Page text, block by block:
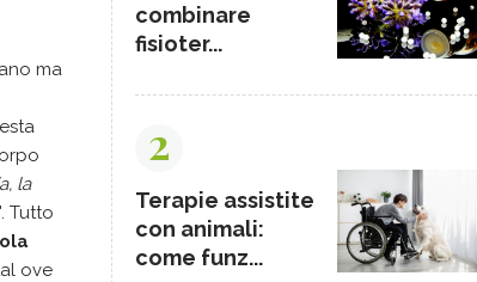
ma
la
Tutto
ove
combinare
fisioter...
2
Terapie assistite
con animali:
come funz...